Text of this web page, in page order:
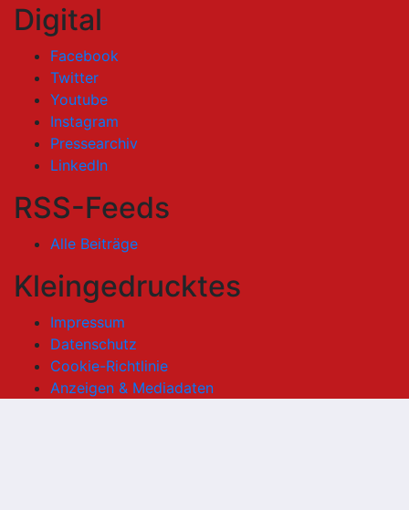
Digital
Facebook
Twitter
Youtube
Instagram
Pressearchiv
LinkedIn
RSS-Feeds
Alle Beiträge
Kleingedrucktes
Impressum
Datenschutz
Cookie-Richtlinie
Anzeigen & Mediadaten